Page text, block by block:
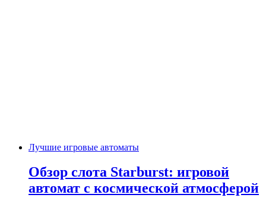
Лучшие игровые автоматы
Обзор слота Starburst: игровой
автомат с космической атмосферой